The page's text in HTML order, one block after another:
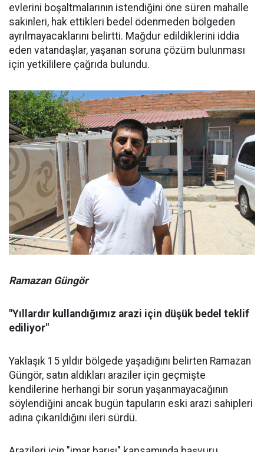
evlerini boşaltmalarının istendiğini öne süren mahalle
sakinleri, hak ettikleri bedel ödenmeden bölgeden
ayrılmayacaklarını belirtti. Mağdur edildiklerini iddia
eden vatandaşlar, yaşanan soruna çözüm bulunması
için yetkililere çağrıda bulundu.
Ramazan Güngör
"Yıllardır kullandığımız arazi için düşük bedel teklif
ediliyor"
Yaklaşık 15 yıldır bölgede yaşadığını belirten Ramazan
Güngör, satın aldıkları araziler için geçmişte
kendilerine herhangi bir sorun yaşanmayacağının
söylendiğini ancak bugün tapuların eski arazi sahipleri
adına çıkarıldığını ileri sürdü.